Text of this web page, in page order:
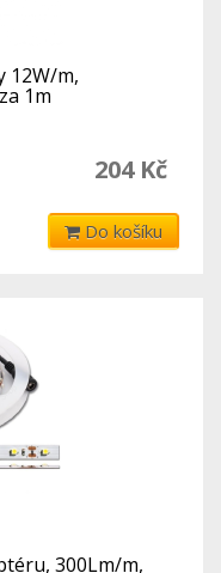
12W/m,
1m
204 Kč
Do košíku
300Lm/m,